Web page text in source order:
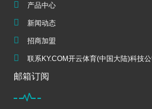
产品中心
新闻动态
招商加盟
联系KY.COM开云体育(中国大陆)科技公
邮箱订阅